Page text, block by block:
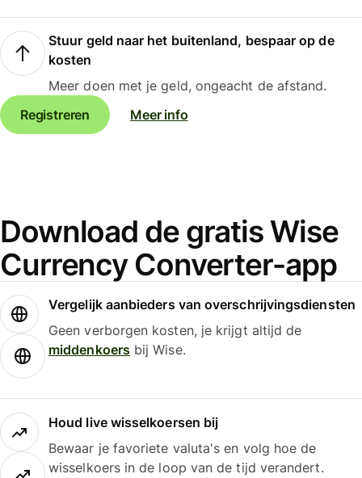
Stuur geld naar het buitenland, bespaar op de
kosten
Meer doen met je geld, ongeacht de afstand.
Registreren
Meer info
Download de gratis Wise
Currency Converter-app
Vergelijk aanbieders van overschrijvingsdiensten
Geen verborgen kosten, je krijgt altijd de
middenkoersbij Wise.
Houd live wisselkoersen bij
Bewaar je favoriete valuta's en volg hoe de
wisselkoers in de loop van de tijd verandert.